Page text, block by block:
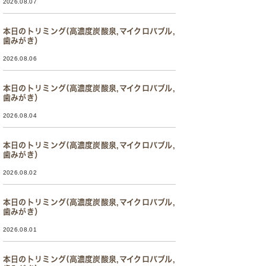
2026.08.07
本日のトリミング(高濃度炭酸泉,マイクロバブル,
歯みがき）
2026.08.06
本日のトリミング(高濃度炭酸泉,マイクロバブル,
歯みがき）
2026.08.04
本日のトリミング(高濃度炭酸泉,マイクロバブル,
歯みがき）
2026.08.02
本日のトリミング(高濃度炭酸泉,マイクロバブル,
歯みがき）
2026.08.01
本日のトリミング(高濃度炭酸泉,マイクロバブル,